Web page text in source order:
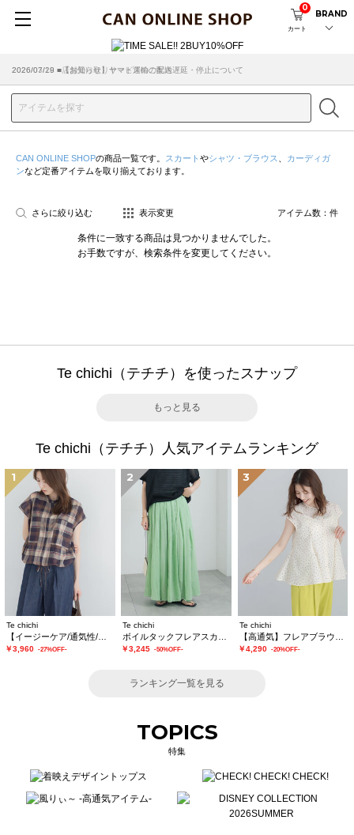
カート
0
BRAND
2026/07/29 ■【お知らせ】ヤマト運輸の配送遅延・停止について
2026/03/18 ■店舗受け取りサービスのご案内
CAN ONLINE SHOPの商品一覧です。 スカート やシャツ・ブラウス
カーディガ
ンなど定番アイテムを取り揃えております。
さらに絞り込む 表示変更 アイテム数： 件
条件に一致する商品は見つかりませんでした。
お手数ですが、検索条件を変更してください。
Te chichi（テチチ）を使ったスナップ
もっと見る
Te chichi（テチチ）人気アイテムランキング
1
Te chichi
￥3,960 -27%OFF-
2
Te chichi
￥3,245 -50%OFF-
3
Te chichi
￥4,290 -20%OFF-
ランキング一覧を見る
TOPICS
特集